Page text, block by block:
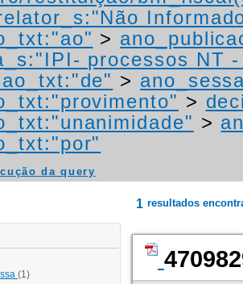
>
processos NT
>
>
>
da query
(1)
1 resultados